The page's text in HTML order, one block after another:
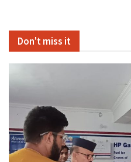
Don't miss it